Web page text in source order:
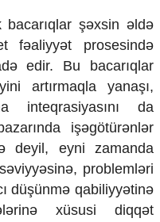
şəxsin əldə
fəaliyyət prosesində
edir. Bu bacarıqlar
artırmaqla yanaşı,
inteqrasiyasını da
işəgötürənlər
deyil, eyni zamanda
problemləri
düşünmə qabiliyyətinə
xüsusi diqqət